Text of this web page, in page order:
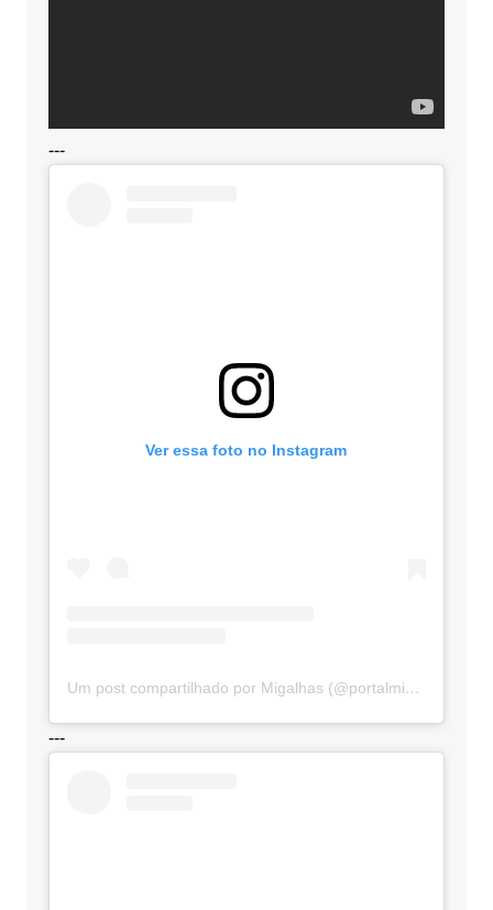
---
Ver essa foto no Instagram
Um post compartilhado por Migalhas (@portalmigalhas)
---